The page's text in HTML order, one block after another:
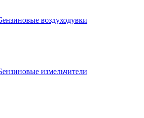
воздуходувки
измельчители